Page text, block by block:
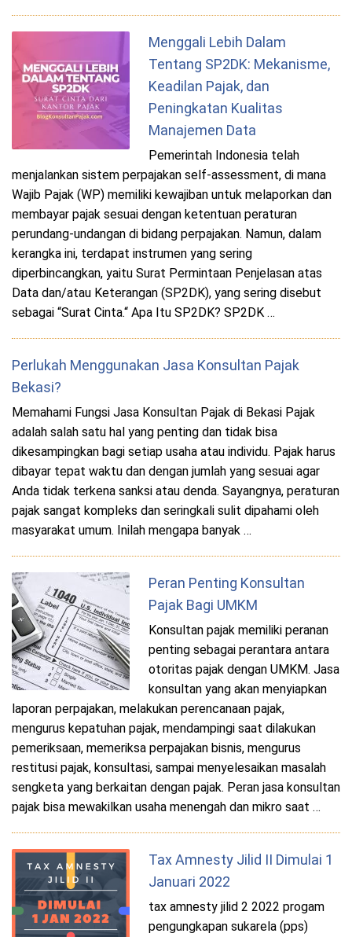
Menggali Lebih Dalam
Tentang SP2DK: Mekanisme,
Keadilan Pajak, dan
Peningkatan Kualitas
Manajemen Data
Pemerintah Indonesia telah
menjalankan sistem perpajakan self-assessment, di mana
Wajib Pajak (WP) memiliki kewajiban untuk melaporkan dan
membayar pajak sesuai dengan ketentuan peraturan
perundang-undangan di bidang perpajakan. Namun, dalam
kerangka ini, terdapat instrumen yang sering
diperbincangkan, yaitu Surat Permintaan Penjelasan atas
Data dan/atau Keterangan (SP2DK), yang sering disebut
sebagai “Surat Cinta.“ Apa Itu SP2DK? SP2DK …
Perlukah Menggunakan Jasa Konsultan Pajak
Bekasi?
Memahami Fungsi Jasa Konsultan Pajak di Bekasi Pajak
adalah salah satu hal yang penting dan tidak bisa
dikesampingkan bagi setiap usaha atau individu. Pajak harus
dibayar tepat waktu dan dengan jumlah yang sesuai agar
Anda tidak terkena sanksi atau denda. Sayangnya, peraturan
pajak sangat kompleks dan seringkali sulit dipahami oleh
masyarakat umum. Inilah mengapa banyak …
Peran Penting Konsultan
Pajak Bagi UMKM
Konsultan pajak memiliki peranan
penting sebagai perantara antara
otoritas pajak dengan UMKM. Jasa
konsultan yang akan menyiapkan
laporan perpajakan, melakukan perencanaan pajak,
mengurus kepatuhan pajak, mendampingi saat dilakukan
pemeriksaan, memeriksa perpajakan bisnis, mengurus
restitusi pajak, konsultasi, sampai menyelesaikan masalah
sengketa yang berkaitan dengan pajak. Peran jasa konsultan
pajak bisa mewakilkan usaha menengah dan mikro saat …
Tax Amnesty Jilid II Dimulai 1
Januari 2022
tax amnesty jilid 2 2022 progam
pengungkapan sukarela (pps)